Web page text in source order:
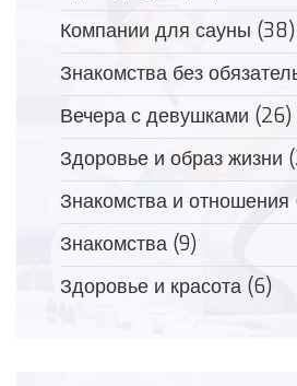
Компании для сауны (38)
Знакомства без
Вечера с девушками (26)
Здоровье и образ жизни
Знакомства и отношения
Знакомства (9)
Здоровье и красота (6)